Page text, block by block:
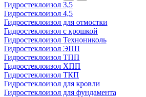
Гидростеклоизол 3,5
Гидростеклоизол 4,5
Гидростеклоизол для отмостки
Гидростеклоизол с крошкой
Гидростеклоизол Технониколь
Гидростеклоизол ЭПП
Гидростеклоизол ТПП
Гидростеклоизол ХПП
Гидростеклоизол ТКП
Гидростеклоизол для кровли
Гидростеклоизол для фундамента